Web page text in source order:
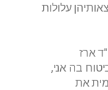
עלולות
ארז
בה אני,
את